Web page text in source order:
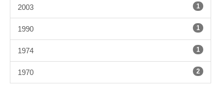
2003 1
1990 1
1974 1
1970 2